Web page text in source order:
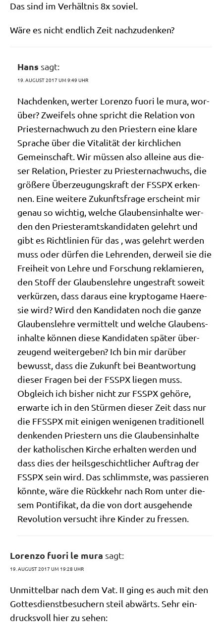
Das sind im Ver­hält­nis 8x soviel.
Wäre es nicht end­lich Zeit nachzudenken?
Hans sagt:
19. AUGUST 2017 UM 9:49 UHR
Nach­den­ken, wer­ter Loren­zo fuo­ri le mura, wor­
über? Zwei­fels ohne spricht die Rela­ti­on von
Prie­ster­nach­wuch zu den Prie­stern eine kla­re
Spra­che über die Vita­li­tät der kirch­li­chen
Gemein­schaft. Wir müs­sen also allei­ne aus die­
ser Rela­ti­on, Prie­ster zu Prie­ster­nach­wuchs, die
grö­ße­re Über­zeu­gungs­kraft der FSSPX erken­
nen. Eine wei­te­re Zukunfts­fra­ge erscheint mir
genau so wich­tig, wel­che Glau­bens­in­hal­te wer­
den den Prie­ster­amts­kan­di­da­ten gelehrt und
gibt es Richt­li­ni­en für das , was gelehrt wer­den
muss oder dür­fen die Leh­ren­den, der­weil sie die
Frei­heit von Leh­re und For­schung rekla­mie­ren,
den Stoff der Glau­bens­leh­re unge­straft soweit
ver­kür­zen, dass dar­aus eine kryp­to­ga­me Hae­re­
sie wird? Wird den Kan­di­da­ten noch die gan­ze
Glau­bens­leh­re ver­mit­telt und wel­che Glau­bens­
in­hal­te kön­nen die­se Kan­di­da­ten spä­ter über­
zeu­gend wei­ter­ge­ben? Ich bin mir dar­über
bewusst, dass die Zukunft bei Beant­wor­tung
die­ser Fra­gen bei der FSSPX lie­gen muss.
Obgleich ich bis­her nicht zur FSSPX gehö­re,
erwar­te ich in den Stür­men die­ser Zeit dass nur
die FFSSPX mit eini­gen weni­ge­nen tra­di­tio­nell
den­ken­den Prie­stern uns die Glau­bens­in­hal­te
der katho­li­schen Kir­che erhal­ten wer­den und
dass dies der heils­ge­schicht­li­cher Auf­trag der
FSSPX sein wird. Das schlimm­ste, was pas­sie­ren
könn­te, wäre die Rück­kehr nach Rom unter die­
sem Pon­ti­fi­kat, da die von dort aus­ge­hen­de
Revo­lu­ti­on ver­sucht ihre Kin­der zu fressen.
Lorenzo fuori le mura sagt:
19. AUGUST 2017 UM 19:28 UHR
Unmit­tel­bar nach dem Vat. II ging es auch mit den
Got­tes­dienst­be­su­chern steil abwärts. Sehr ein­
drucks­voll hier zu sehen: